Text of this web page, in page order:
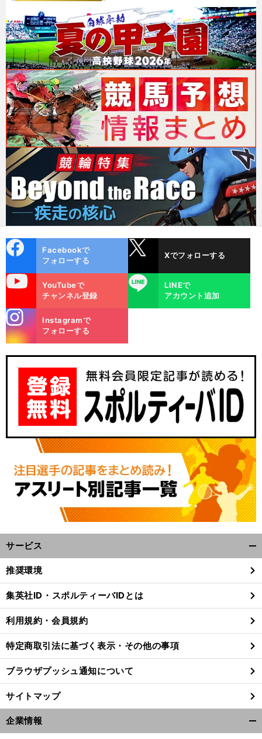
ok
Facebookで
フォローする
Xでフォローする
YouTubeで
チャンネル登録
LINE
LINEで
アカウント追加
m
Instagramで
フォローする
サービス
閉
る
推奨環境
集英社ID・スポルティーバIDとは
利用規約・会員規約
特定商取引法に基づく表示・その他の事項
ブラウザプッシュ通知について
サイトマップ
企業情報